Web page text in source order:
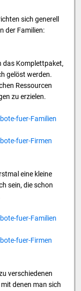
sich generell
der Familien:
das Komplettpaket,
gelöst werden.
Ressourcen
zu erzielen.
fuer-Familien
fuer-Firmen
eine kleine
sein, die schon
fuer-Familien
fuer-Firmen
verschiedenen
denen man sich